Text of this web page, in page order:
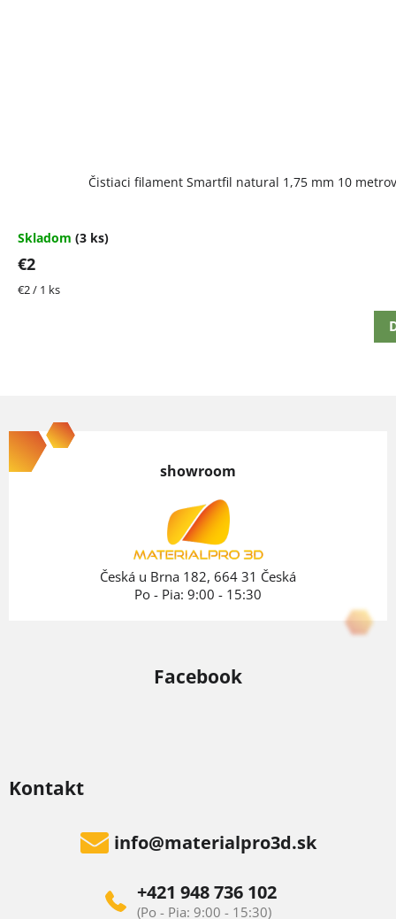
Čistiaci filament Smartfil natural 1,75 mm 10 metrov
Skladom (3 ks)
€2
Jednotková
€2 / 1 ks
á
p
Kontakt
info@materialpro3d.sk
+421 948 736 102
showroom
Česká u Brna 182, 664 31 Česká
Po - Pia: 9:00 - 15:30
Facebook